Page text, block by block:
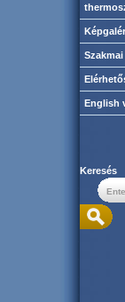
English
Keresés